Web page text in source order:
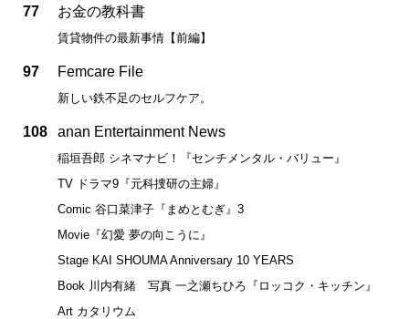
77 お金の教科書
賃貸物件の最新事情【前編】
97 Femcare File
新しい鉄不足のセルフケア。
108 anan Entertainment News
稲垣吾郎 シネマナビ！『センチメンタル・バリュー』
TV ドラマ9『元科捜研の主婦』
Comic 谷口菜津子『まめとむぎ』3
Movie『幻愛 夢の向こうに』
Stage KAI SHOUMA Anniversary 10 YEARS
Book 川内有緒 写真 一之瀬ちひろ『ロッコク・キッチン』
Art カタリウム